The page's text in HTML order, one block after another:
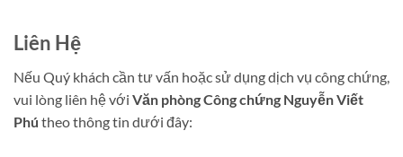
Liên Hệ
Nếu Quý khách cần tư vấn hoặc sử dụng dịch vụ công chứng,
vui lòng liên hệ với Văn phòng Công chứng Nguyễn Viết
Phú theo thông tin dưới đây: